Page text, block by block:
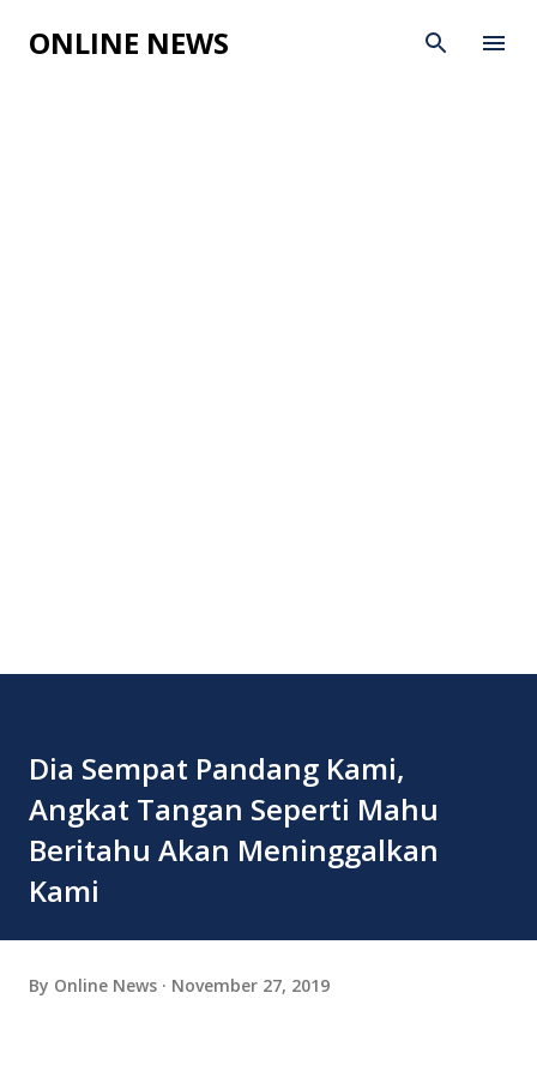
Skip to main content
ONLINE NEWS
Dia Sempat Pandang Kami,
Angkat Tangan Seperti Mahu
Beritahu Akan Meninggalkan
Kami
By Online News November 27, 2019